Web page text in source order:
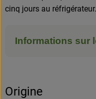
cinq jours au réfrigérateur.
Informations sur
Origine